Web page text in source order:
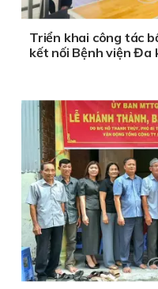
Triển khai công tác
kết nối Bệnh viện Đa